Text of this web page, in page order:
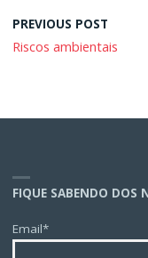
PREVIOUS POST
Riscos ambientais
FIQUE SABENDO DOS
Email*